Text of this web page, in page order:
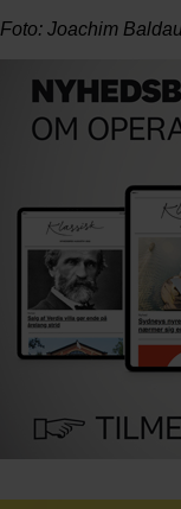
Foto: Joachim